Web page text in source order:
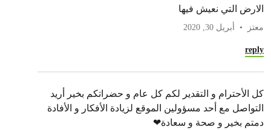
الارض التي نعيش فيها
معتز أبريل 30, 2020
reply
كل الأحترام و التقدير لكم كل عام و حضراتكم بخير أريد
التواصل مع أحد مسؤولين الموقع لزيادة الأفكار و الأفادة
دمتم بخير و صحة و سعادة❤